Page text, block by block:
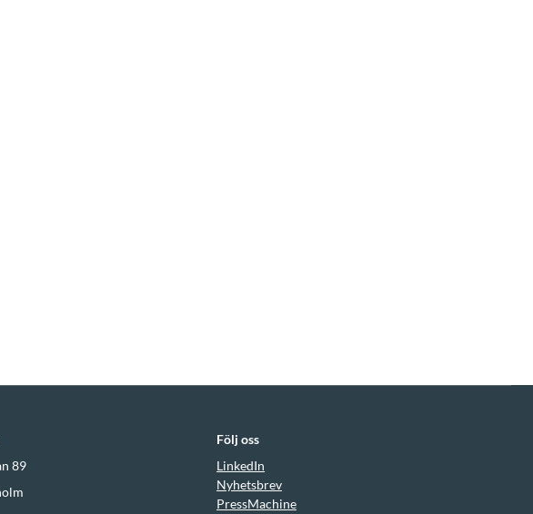
89
Följ oss
LinkedIn
Nyhetsbrev
PressMachine